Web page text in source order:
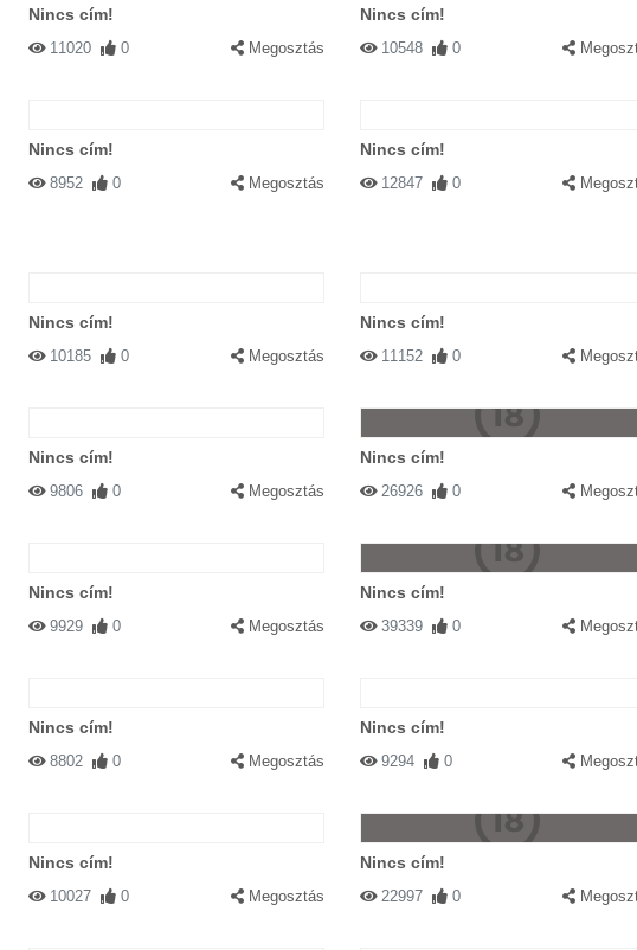
Nincs cím!
11020 0 Megosztás
Nincs cím!
10548 0
Nincs cím!
8952 0 Megosztás
Nincs cím!
12847 0
Nincs cím!
10185 0 Megosztás
Nincs cím!
11152 0
Nincs cím!
9806 0 Megosztás
Nincs cím!
26926 0
Nincs cím!
9929 0 Megosztás
Nincs cím!
39339 0
Nincs cím!
8802 0 Megosztás
Nincs cím!
9294 0
Nincs cím!
10027 0 Megosztás
Nincs cím!
22997 0